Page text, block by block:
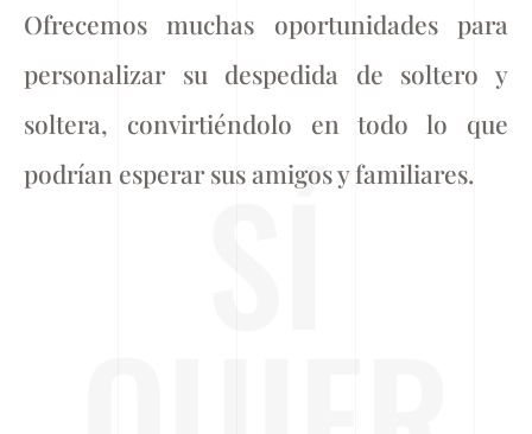
Ofrecemos muchas oportunidades para
personalizar su despedida de soltero y
soltera, convirtiéndolo en todo lo que
podrían esperar sus amigos y familiares.
SÍ